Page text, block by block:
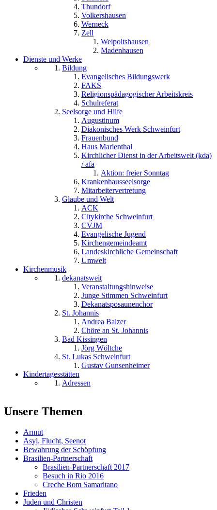
Thundorf
Volkershausen
Werneck
Zell
Weipoltshausen
Madenhausen
Dienste und Werke
Bildung
Evangelisches Bildungswerk
FAKS
Religionspädagogischer Arbeitskreis
Schulreferat
Seelsorge und Hilfe
Augustinum
Diakonisches Werk Schweinfurt
Frauenbund
Haus Marienthal
Kirchlicher Dienst in der Arbeitswelt (kda)
/ afa
Aktion: freier Sonntag
Krankenhausseelsorge
Mitarbeitervertretung
Glaube und Welt
ACK
Citykirche Schweinfurt
CVJM
Evangelische Jugend
Kirchengemeindeamt
Landeskirchliche Gemeinschaft
Umwelt
Kirchenmusik
dekanatsweit
Veranstaltungshinweise
Junge Stimmen Schweinfurt
Dekanatsposaunenchor
St. Johannis
Andrea Balzer
Chöre an St. Johannis
Bad Kissingen
Jörg Wöltche
St. Lukas Schweinfurt
Gustav Gunsenheimer
Kindertagesstätten
Adressen
Unsere Themen
Armut
Asyl, Flucht, Seenot
Bewahrung der Schöpfung
Brasilien-Partnerschaft
Brasilien-Partnerschaft 2017
Besuch in Rio 2016
Creche Bom Samaritano
Frieden
Juden und Christen